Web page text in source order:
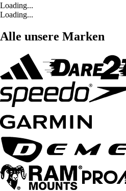
Loading...
Loading...
Alle unsere Marken